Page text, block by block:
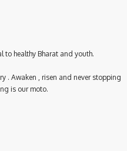
to healthy Bharat and youth.
. Awaken , risen and never stopping
is our moto.